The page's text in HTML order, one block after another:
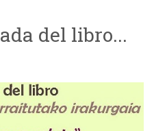
del libro...